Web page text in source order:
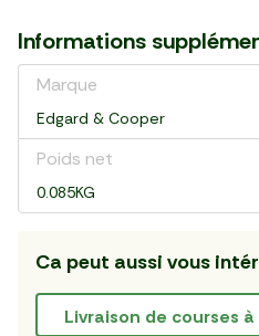
Informations
Marque
Edgard & Cooper
Poids net
0.085KG
Ca peut aussi vous
livraison de courses à